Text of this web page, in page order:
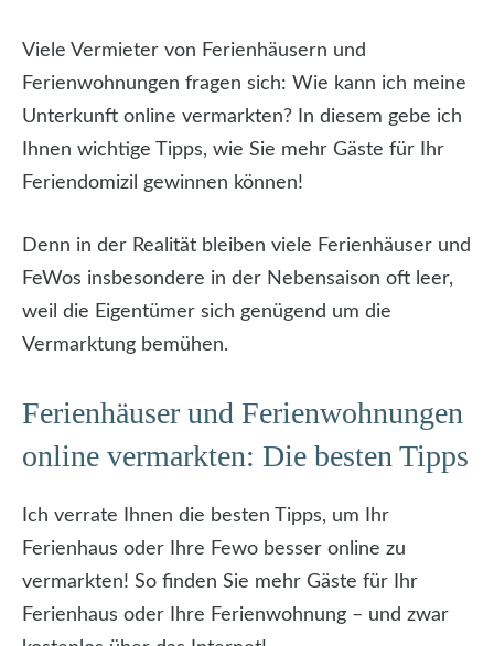
Viele Vermieter von Ferienhäusern und
Ferienwohnungen fragen sich: Wie kann ich meine
Unterkunft online vermarkten? In diesem gebe ich
Ihnen wichtige Tipps, wie Sie mehr Gäste für Ihr
Feriendomizil gewinnen können!
Denn in der Realität bleiben viele Ferienhäuser und
FeWos insbesondere in der Nebensaison oft leer,
weil die Eigentümer sich genügend um die
Vermarktung bemühen.
Ferienhäuser und Ferienwohnungen
online vermarkten: Die besten Tipps
Ich verrate Ihnen die besten Tipps, um Ihr
Ferienhaus oder Ihre Fewo besser online zu
vermarkten! So finden Sie mehr Gäste für Ihr
Ferienhaus oder Ihre Ferienwohnung – und zwar